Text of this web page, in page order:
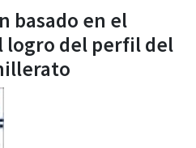
basado en el
logro del perfil del